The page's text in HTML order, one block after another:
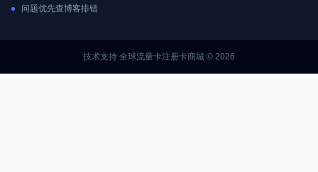
问题优先查博客排错
技术支持 全球流量卡注册卡商城 © 2026